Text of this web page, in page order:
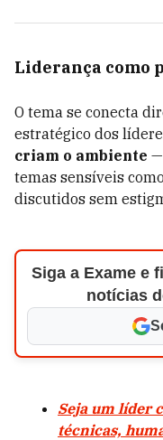
Liderança como
O tema se conecta
estratégico dos
criam o ambiente —
temas sensíveis
discutidos sem
Siga a Exame e
notícias
Seja um líder
técnicas,